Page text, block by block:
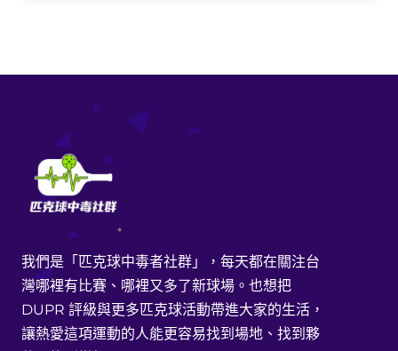
我們是「匹克球中毒者社群」，每天都在關注台
灣哪裡有比賽、哪裡又多了新球場。也想把
DUPR 評級與更多匹克球活動帶進大家的生活，
讓熱愛這項運動的人能更容易找到場地、找到夥